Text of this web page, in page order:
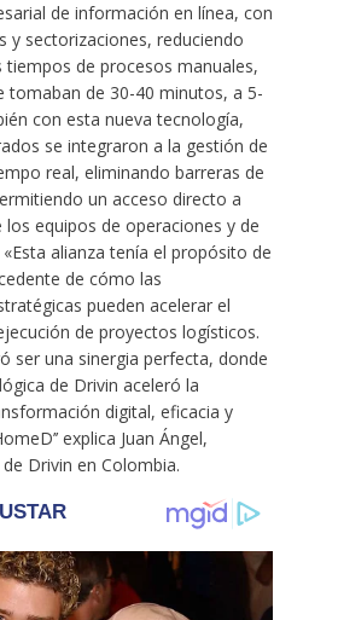
de información en línea, con
y sectorizaciones, reduciendo
tiempos de procesos manuales,
tomaban de 30-40 minutos, a 5-
con esta nueva tecnología,
se integraron a la gestión de
real, eliminando barreras de
un acceso directo a
equipos de operaciones y de
alianza tenía el propósito de
de cómo las
pueden acelerar el
de proyectos logísticos.
ser una sinergia perfecta, donde
de Drivin aceleró la
digital, eficacia y
explica Juan Ángel,
Drivin en Colombia.